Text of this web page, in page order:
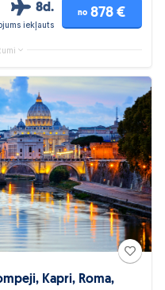
8d.
iekļauts
no 878 €
Kapri, Roma,